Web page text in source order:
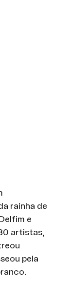
rainha de
e
artistas,
pela